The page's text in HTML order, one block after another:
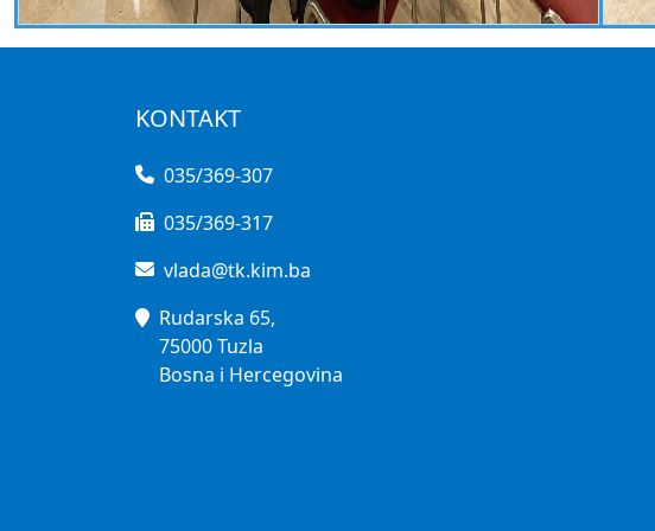
KONTAKT
035/369-307
035/369-317
vlada@tk.kim.ba
Rudarska 65,
75000 Tuzla
Bosna i Hercegovina